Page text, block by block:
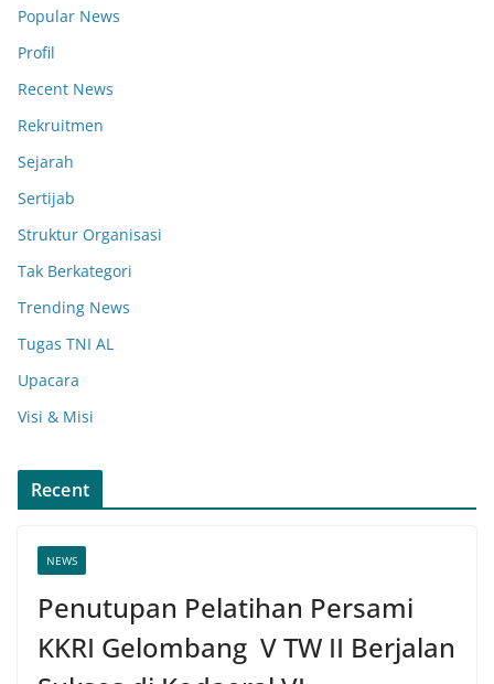
Popular News
Profil
Recent News
Rekruitmen
Sejarah
Sertijab
Struktur Organisasi
Tak Berkategori
Trending News
Tugas TNI AL
Upacara
Visi & Misi
Recent
NEWS
Penutupan Pelatihan Persami
KKRI Gelombang V TW II Berjalan